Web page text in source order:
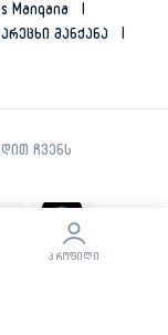
Manqana
Მანქანა
ᲞᲠᲝᲤᲘᲚᲘ